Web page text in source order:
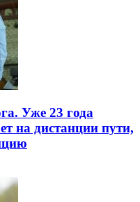
Уже 23 года
на дистанции пути,